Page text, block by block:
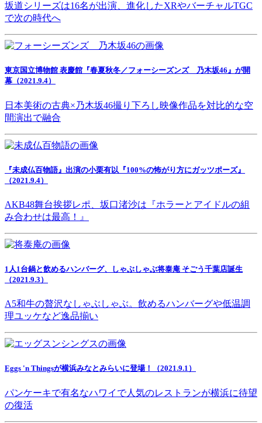
坂道シリーズは16名が出演、進化したXRやバーチャルTGC
で次の時代へ
東京国立博物館 表慶館『春夏秋冬／フォーシーズンズ 乃木坂46』が開
幕（2021.9.4）
日本美術の古典×乃木坂46撮り下ろし映像作品を対比的な空
間演出で融合
『未成仏百物語』出演の小栗有以『100%の怖がり方にガッツポーズ』
（2021.9.4）
AKB48舞台挨拶レポ、坂口渚沙は『ホラーとアイドルの組
み合わせは最高！』
1人1台鍋と飲めるハンバーグ、しゃぶしゃぶ将泰庵 そごう千葉店誕生
（2021.9.3）
A5和牛の贅沢なしゃぶしゃぶ。飲めるハンバーグや低温調
理ユッケなど逸品揃い
Eggs 'n Thingsが横浜みなとみらいに登場！（2021.9.1）
パンケーキで有名なハワイで人気のレストランが横浜に待望
の復活